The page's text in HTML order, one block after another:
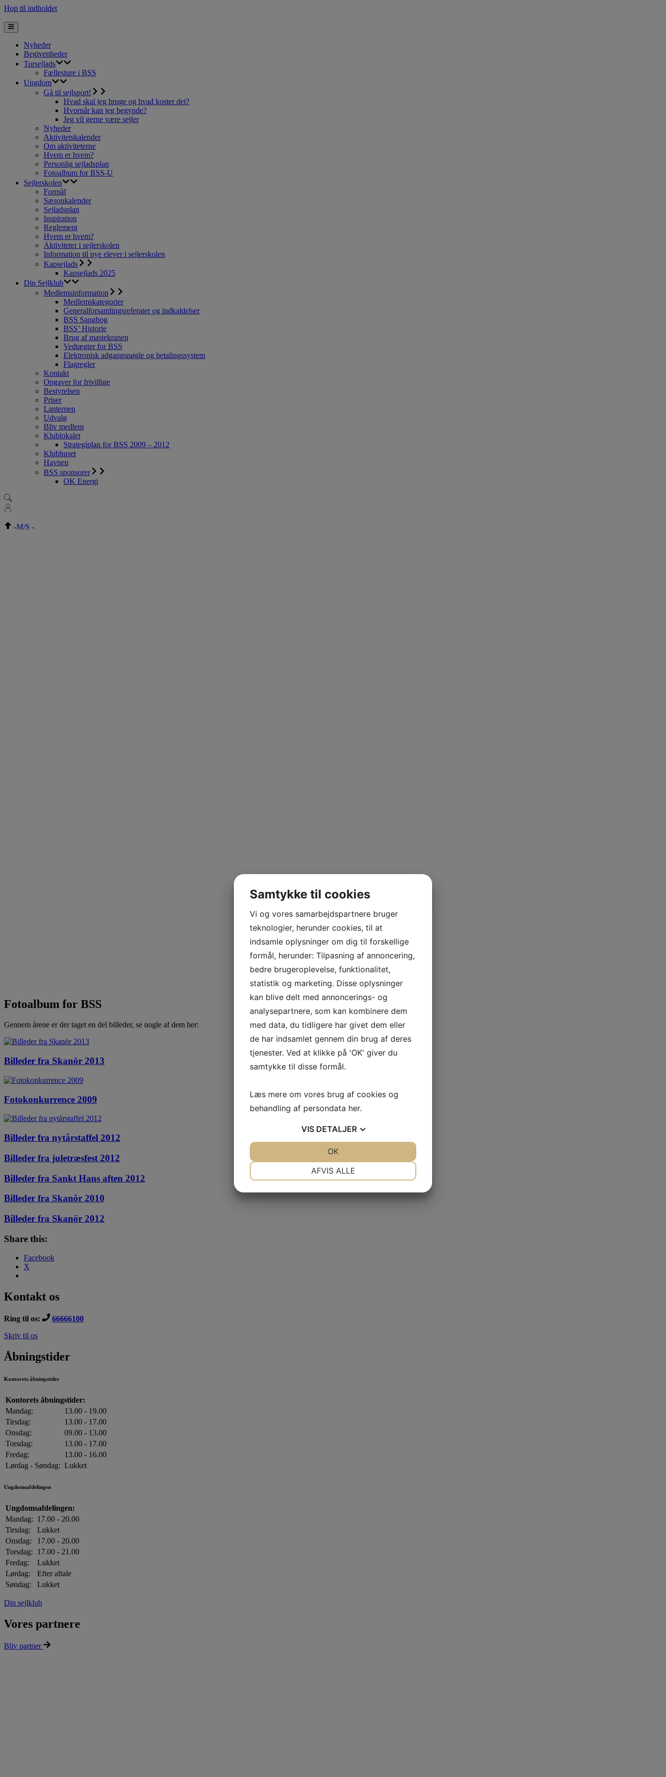
Hop til indholdet
Nyheder
Begivenheder
Tursejlads
Fællesture i BSS
Ungdom
Gå til sejlsport!
Hvad skal jeg bruge og hvad koster det?
Hvornår kan jeg begynde?
Jeg vil gerne være sejler
Nyheder
Aktivitetskalender
Om aktiviteterne
Hvem er hvem?
Personlig sejladsplan
Fotoalbum for BSS-U
Sejlerskolen
Formål
Sæsonkalender
Sejladsplan
Inspiration
Reglement
Hvem er hvem?
Aktiviteter i sejlerskolen
Information til nye elever i sejlerskolen
Kapsejlads
Kapsejlads 2025
Din Sejlklub
Medlemsinformation
Medlemskategorier
Generalforsamlingsreferater og indkaldelser
BSS Sangbog
BSS’ Historie
Brug af mastekranen
Vedtægter for BSS
Elektronisk adgangsnøgle og betalingssystem
Flagregler
Kontakt
Opgaver for frivillige
Bestyrelsen
Priser
Lanternen
Udvalg
Bliv medlem
Klublokalet
Strategiplan for BSS 2009 – 2012
Klubhuset
Havnen
BSS sponsorer
OK Energi
-M/S -
Fotoalbum for BSS
Gennem årene er der taget en del billeder, se nogle af dem her:
Billeder fra Skanör 2013
Fotokonkurrence 2009
Billeder fra nytårstaffel 2012
Billeder fra juletræsfest 2012
Billeder fra Sankt Hans aften 2012
Billeder fra Skanör 2010
Billeder fra Skanör 2012
Share this:
Facebook
X
Kontakt os
Ring til os:
66666100
Skriv til os
Åbningstider
Kontorets åbningstider
Kontorets åbningstider:
Mandag:
13.00 - 19.00
Tirsdag:
13.00 - 17.00
Onsdag:
09.00 - 13.00
Torsdag:
13.00 - 17.00
Fredag:
13.00 - 16.00
Lørdag - Søndag: Lukket
Ungdomsafdelingen
Ungdomsafdelingen:
Mandag: 17.00 - 20.00
Tirsdag:
Lukket
Onsdag:
17.00 - 20.00
Torsdag:
17.00 - 21.00
Fredag:
Lukket
Lørdag:
Efter aftale
Søndag:
Lukket
Din sejlklub
Vores partnere
Bliv partner
Samtykke til cookies
Vi og vores samarbejdspartnere bruger
teknologier, herunder cookies, til at
indsamle oplysninger om dig til forskellige
formål, herunder: Tilpasning af annoncering,
bedre brugeroplevelse, funktionalitet,
statistik og marketing. Disse oplysninger
kan blive delt med annoncerings- og
analysepartnere, som kan kombinere dem
med data, du tidligere har givet dem eller
de har indsamlet gennem din brug af deres
tjenester. Ved at klikke på 'OK' giver du
samtykke til disse formål.
Læs mere om vores brug af cookies og
behandling af persondata her.
VIS DETALJER
AFVIS ALLE
OK